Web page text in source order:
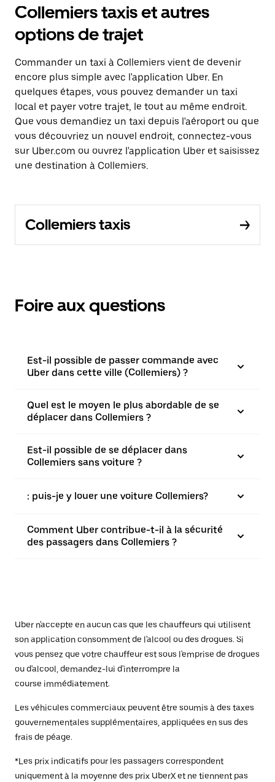
Collemiers taxis et autres
options de trajet
Commander un taxi à Collemiers vient de devenir
encore plus simple avec l'application Uber. En
quelques étapes, vous pouvez demander un taxi
local et payer votre trajet, le tout au même endroit.
Que vous demandiez un taxi depuis l'aéroport ou que
vous découvriez un nouvel endroit, connectez-vous
sur Uber.com ou ouvrez l'application Uber et saisissez
une destination à Collemiers.
Collemiers taxis
Foire aux questions
Est-il possible de passer commande avec
Uber dans cette ville (Collemiers) ?
Quel est le moyen le plus abordable de se
déplacer dans Collemiers ?
Est-il possible de se déplacer dans
Collemiers sans voiture ?
: puis-je y louer une voiture Collemiers?
Comment Uber contribue-t-il à la sécurité
des passagers dans Collemiers ?
Uber n'accepte en aucun cas que les chauffeurs qui utilisent
son application consomment de l'alcool ou des drogues. Si
vous pensez que votre chauffeur est sous l'emprise de drogues
ou d'alcool, demandez-lui d'interrompre la
course immédiatement.
Les véhicules commerciaux peuvent être soumis à des taxes
gouvernementales supplémentaires, appliquées en sus des
frais de péage.
*Les prix indicatifs pour les passagers correspondent
uniquement à la moyenne des prix UberX et ne tiennent pas